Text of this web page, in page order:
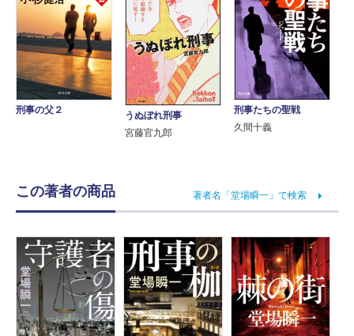
刑事の父２
うぬぼれ刑事
宮藤官九郎
刑事たちの聖戦
久間十義
この著者の商品 著者名「堂場瞬一」で検索